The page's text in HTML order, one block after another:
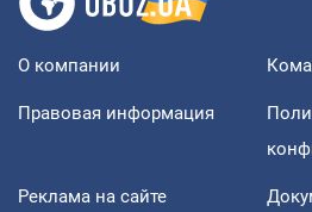
О компании
Правовая информация
Реклама на сайте